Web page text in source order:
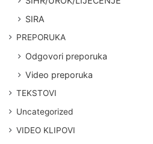
SIRA
PREPORUKA
Odgovori preporuka
Video preporuka
TEKSTOVI
Uncategorized
VIDEO KLIPOVI